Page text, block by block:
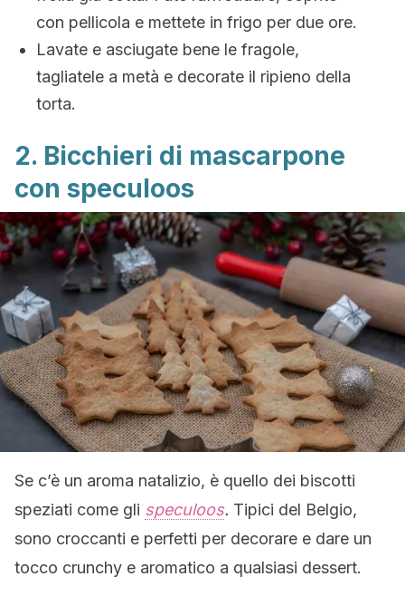
con pellicola e mettete in frigo per due ore.
Lavate e asciugate bene le fragole,
tagliatele a metà e decorate il ripieno della
torta.
2. Bicchieri di mascarpone
con speculoos
Se c’è un aroma natalizio, è quello dei biscotti
speziati come gli speculoos. Tipici del Belgio,
sono croccanti e perfetti per decorare e dare un
tocco crunchy e aromatico a qualsiasi dessert.